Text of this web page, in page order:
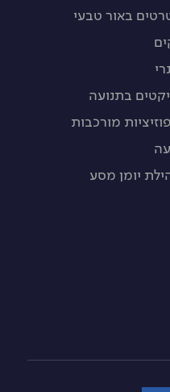
באור טבעי
בתנועה
מורכבות
יומן מסע